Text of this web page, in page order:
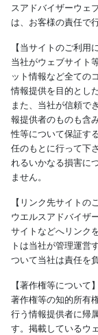
スアドバイザーウェ
は、お客様の責任で
【当サイトのご利用
当社がウェブサイト
ット情報など全ての
情報提供を目的とし
また、当社が信頼で
報提供者のものも含
性等について保証す
任のもとに行って下
れるいかなる損害に
ません。
【リンク先サイトの
ウエルスアドバイザ
サイトなどへリンク
トは当社が管理運営
ついて当社は責任を
【著作権等について】
著作権等の知的所有
行う情報提供者に帰
す。掲載しているウ